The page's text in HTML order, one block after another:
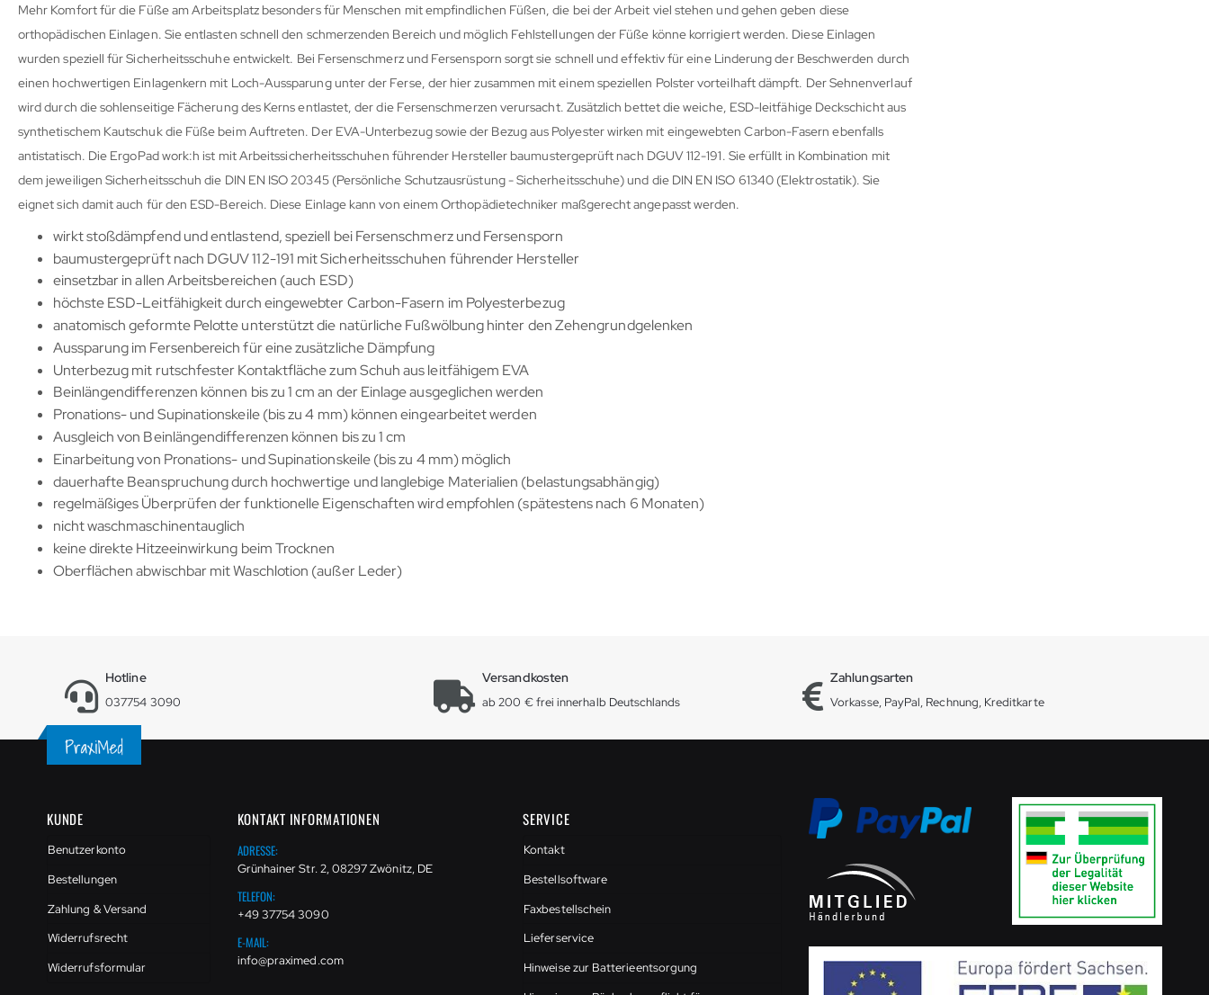
Mehr Komfort für die Füße am Arbeitsplatz besonders für Menschen mit empfindlichen Füßen, die bei der Arbeit viel stehen und gehen geben diese
orthopädischen Einlagen. Sie entlasten schnell den schmerzenden Bereich und möglich Fehlstellungen der Füße könne korrigiert werden. Diese Einlagen
wurden speziell für Sicherheitsschuhe entwickelt. Bei Fersenschmerz und Fersensporn sorgt sie schnell und effektiv für eine Linderung der Beschwerden durch
einen hochwertigen Einlagenkern mit Loch-Aussparung unter der Ferse, der hier zusammen mit einem speziellen Polster vorteilhaft dämpft. Der Sehnenverlauf
wird durch die sohlenseitige Fächerung des Kerns entlastet, der die Fersenschmerzen verursacht. Zusätzlich bettet die weiche, ESD-leitfähige Deckschicht aus
synthetischem Kautschuk die Füße beim Auftreten. Der EVA-Unterbezug sowie der Bezug aus Polyester wirken mit eingewebten Carbon-Fasern ebenfalls
antistatisch. Die ErgoPad work:h ist mit Arbeitssicherheitsschuhen führender Hersteller baumustergeprüft nach DGUV 112-191. Sie erfüllt in Kombination mit
dem jeweiligen Sicherheitsschuh die DIN EN ISO 20345 (Persönliche Schutzausrüstung - Sicherheitsschuhe) und die DIN EN ISO 61340 (Elektrostatik). Sie
eignet sich damit auch für den ESD-Bereich. Diese Einlage kann von einem Orthopädietechniker maßgerecht angepasst werden.
wirkt stoßdämpfend und entlastend, speziell bei Fersenschmerz und Fersensporn
baumustergeprüft nach DGUV 112-191 mit Sicherheitsschuhen führender Hersteller
einsetzbar in allen Arbeitsbereichen (auch ESD)
höchste ESD-Leitfähigkeit durch eingewebter Carbon-Fasern im Polyesterbezug
anatomisch geformte Pelotte unterstützt die natürliche Fußwölbung hinter den Zehengrundgelenken
Aussparung im Fersenbereich für eine zusätzliche Dämpfung
Unterbezug mit rutschfester Kontaktfläche zum Schuh aus leitfähigem EVA
Beinlängendifferenzen können bis zu 1 cm an der Einlage ausgeglichen werden
Pronations- und Supinationskeile (bis zu 4 mm) können eingearbeitet werden
Ausgleich von Beinlängendifferenzen können bis zu 1 cm
Einarbeitung von Pronations- und Supinationskeile (bis zu 4 mm) möglich
dauerhafte Beanspruchung durch hochwertige und langlebige Materialien (belastungsabhängig)
regelmäßiges Überprüfen der funktionelle Eigenschaften wird empfohlen (spätestens nach 6 Monaten)
nicht waschmaschinentauglich
keine direkte Hitzeeinwirkung beim Trocknen
Oberflächen abwischbar mit Waschlotion (außer Leder)
Hotline
037754 3090
Versandkosten
ab 200 € frei innerhalb Deutschlands
Zahlungsarten
Vorkasse, PayPal, Rechnung, Kreditkarte
KUNDE
Benutzerkonto
Bestellungen
Zahlung & Versand
Widerrufsrecht
Widerrufsformular
KONTAKT INFORMATIONEN
ADRESSE:
Grünhainer Str. 2, 08297 Zwönitz, DE
TELEFON:
+49 37754 3090
E-MAIL:
info@praximed.com
SERVICE
Kontakt
Bestellsoftware
Faxbestellschein
Lieferservice
Hinweise zur Batterieentsorgung